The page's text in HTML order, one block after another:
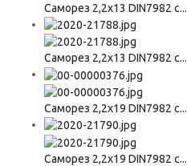
Саморез 2,2х13 DIN7982 с...
Саморез 2,2х13 DIN7982 с...
Саморез 2,2х19 DIN7982 с...
Саморез 2,2х19 DIN7982 с...